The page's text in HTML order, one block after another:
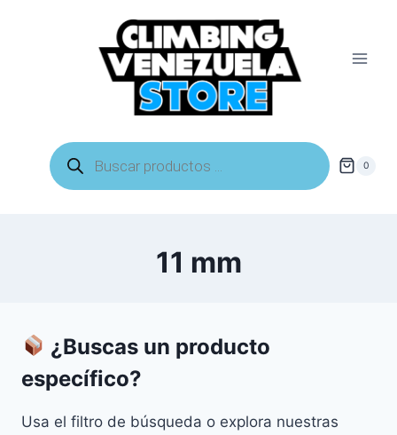
Búsqueda
de
productos
0
11 mm
¿Buscas un producto
específico?
Usa el filtro de búsqueda o explora nuestras